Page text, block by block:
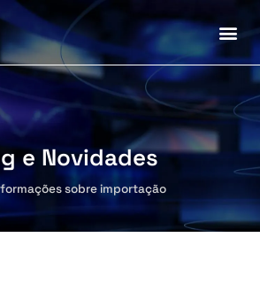
e Novidades
sobre importação